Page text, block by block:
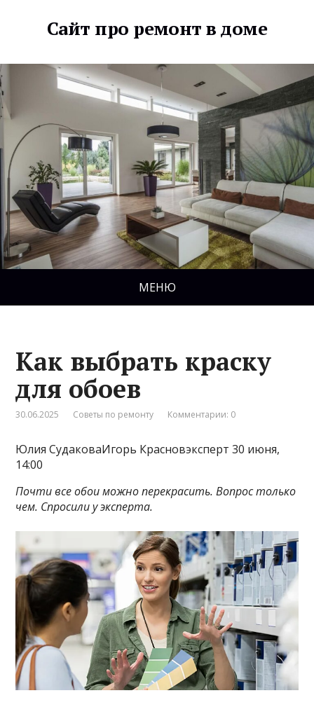
Сайт про ремонт в доме
МЕНЮ
Как выбрать краску
для обоев
30.06.2025 Советы по ремонту Комментарии: 0
Юлия СудаковаИгорь Красновэксперт 30 июня,
14:00
Почти все обои можно перекрасить. Вопрос только
чем. Спросили у эксперта.